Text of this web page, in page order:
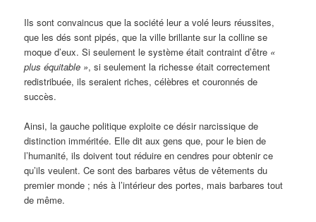
Ils sont convaincus que la société leur a volé leurs réussites,
que les dés sont pipés, que la ville brillante sur la colline se
moque d’eux. Si seulement le système était contraint d’être «
plus équitable », si seulement la richesse était correctement
redistribuée, ils seraient riches, célèbres et couronnés de
succès.
Ainsi, la gauche politique exploite ce désir narcissique de
distinction imméritée. Elle dit aux gens que, pour le bien de
l’humanité, ils doivent tout réduire en cendres pour obtenir ce
qu’ils veulent. Ce sont des barbares vêtus de vêtements du
premier monde ; nés à l’intérieur des portes, mais barbares tout
de même.